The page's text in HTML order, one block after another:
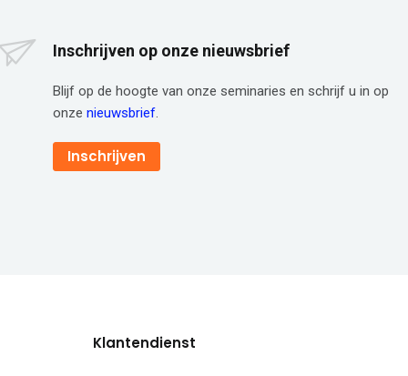
Inschrijven op onze nieuwsbrief
Blijf op de hoogte van onze seminaries en schrijf u in op
onze nieuwsbrief.
Inschrijven
Klantendienst